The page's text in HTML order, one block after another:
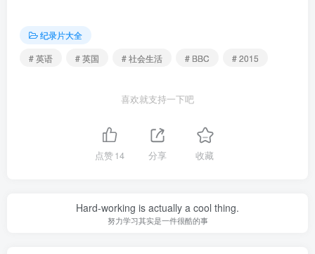
纪录片大全
# 英语
# 英国 # 社会生活 # BBC # 2015
喜欢就支持一下吧
点赞14 分享 收藏
Hard-working is actually a cool thing.
努力学习其实是一件很酷的事